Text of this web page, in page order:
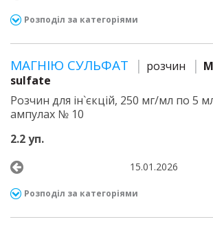
Розподіл за категоріями
МАГНІЮ СУЛЬФАТ розчин
sulfate
Розчин для ін`єкцій, 250 мг/мл по 5
ампулах № 10
2.2 уп.
15.01.2026
Розподіл за категоріями